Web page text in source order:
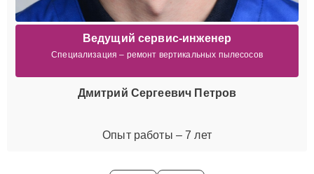
Ведущий сервис-инженер
Специализация – ремонт вертикальных пылесосов
Дмитрий Сергеевич Петров
Опыт работы – 7 лет